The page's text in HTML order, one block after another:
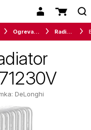
Ogrevalna telesa Radiatorji
DeLonghi